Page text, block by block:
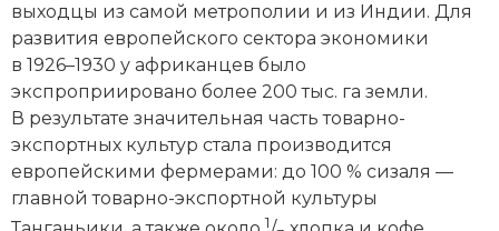
выходцы из самой метрополии и из Индии. Для
развития европейского сектора экономики
в 1926–1930 у африканцев было
экспроприировано более 200 тыс. га земли.
В результате значительная часть товарно-
экспортных культур стала производится
европейскими фермерами: до 100 % сизаля —
главной товарно-экспортной культуры
1